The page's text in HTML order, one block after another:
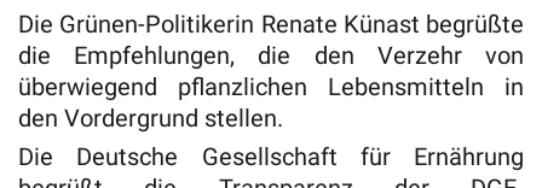
Die Grünen-Politikerin Renate Künast begrüßte
die Empfehlungen, die den Verzehr von
überwiegend pflanzlichen Lebensmitteln in
den Vordergrund stellen.
Die Deutsche Gesellschaft für Ernährung